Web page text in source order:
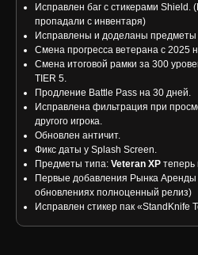
Исправлен баг с стикерами Shield.
пропадали с инвентаря)
Исправлены и доделаны предметы
Смена прогресса ветерана с 2025
Смена итоговой рамки за 300
TIER 5.
Продление Battle Pass на 30 дней.
Исправлена фильтрация при
другого игрока.
Обновлен античит.
Фикс даты у Splash Screen.
Предметы типа: Veteran XPтеперь
Первые добавления Рынка Аренды
обновлениях полноценный релиз)
Исправлен стикер пак «StandKnife